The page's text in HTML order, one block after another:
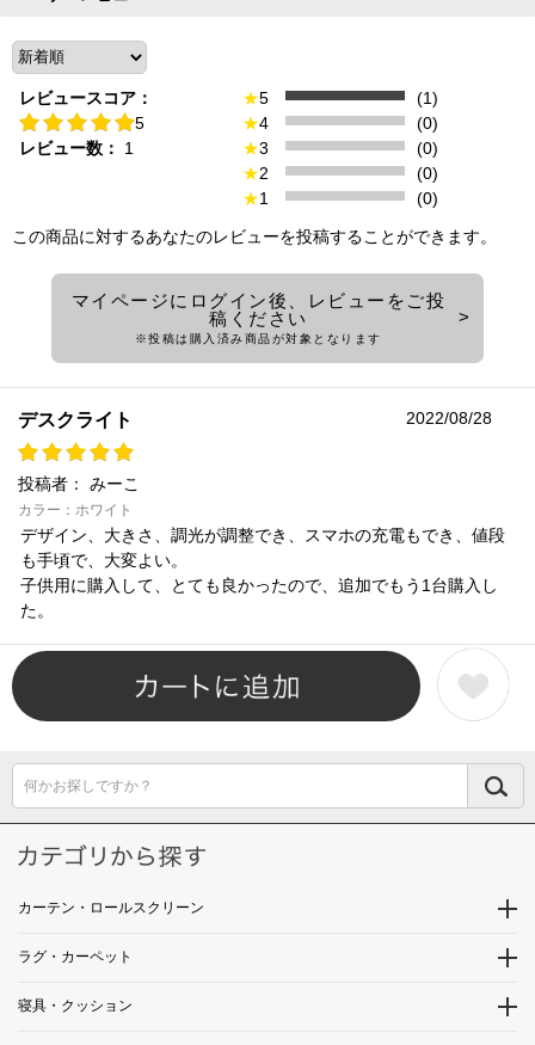
レビュースコア：
5
レビュー数：
1
★5
(1)
★4
(0)
★3
(0)
★2
(0)
★1
(0)
この商品に対するあなたのレビューを投稿することができます。
マイページにログイン後、レビューをご投
稿ください
※投稿は購入済み商品が対象となります
デスクライト 2022/08/28
投稿者： みーこ
カラー：ホワイト
デザイン、大きさ、調光が調整でき、スマホの充電もでき、値段
も手頃で、大変よい。
子供用に購入して、とても良かったので、追加でもう1台購入し
た。
何かお探しですか？
カーテン・ロールスクリーン
ラグ・カーペット
寝具・クッション